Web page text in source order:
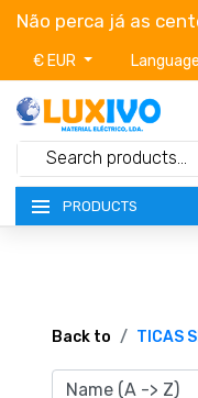
Não perca já as
€ EUR
PRODUCTS
TERMS OF SERVICE
CATALOGUES
Back to TICAS